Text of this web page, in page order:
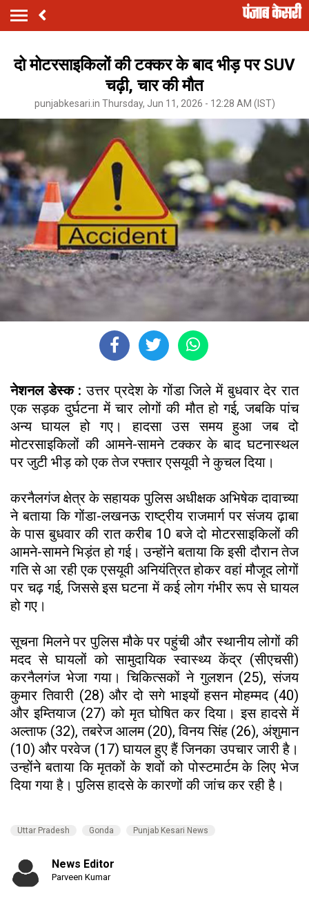
दो मोटरसाइकिलों की टक्कर के बाद भीड़ पर SUV
चढ़ी, चार की मौत
punjabkesari.in Thursday, Jun 11, 2026 - 12:28 AM (IST)
नेशनल डेस्क : उत्तर प्रदेश के गोंडा जिले में बुधवार देर रात
एक सड़क दुर्घटना में चार लोगों की मौत हो गई, जबकि पांच
अन्य घायल हो गए। हादसा उस समय हुआ जब दो
मोटरसाइकिलों की आमने-सामने टक्कर के बाद घटनास्थल
पर जुटी भीड़ को एक तेज रफ्तार एसयूवी ने कुचल दिया।
करनैलगंज क्षेत्र के सहायक पुलिस अधीक्षक अभिषेक दावाच्या
ने बताया कि गोंडा-लखनऊ राष्ट्रीय राजमार्ग पर संजय ढ़ाबा
के पास बुधवार की रात करीब 10 बजे दो मोटरसाइकिलों की
आमने-सामने भिड़ंत हो गई। उन्होंने बताया कि इसी दौरान तेज
गति से आ रही एक एसयूवी अनियंत्रित होकर वहां मौजूद लोगों
पर चढ़ गई, जिससे इस घटना में कई लोग गंभीर रूप से घायल
हो गए।
सूचना मिलने पर पुलिस मौके पर पहुंची और स्थानीय लोगों की
मदद से घायलों को सामुदायिक स्वास्थ्य केंद्र (सीएचसी)
करनैलगंज भेजा गया। चिकित्सकों ने गुलशन (25), संजय
कुमार तिवारी (28) और दो सगे भाइयों हसन मोहम्मद (40)
और इम्तियाज (27) को मृत घोषित कर दिया। इस हादसे में
अल्ताफ (32), तबरेज आलम (20), विनय सिंह (26), अंशुमान
(10) और परवेज (17) घायल हुए हैं जिनका उपचार जारी है।
उन्होंने बताया कि मृतकों के शवों को पोस्टमार्टम के लिए भेज
दिया गया है। पुलिस हादसे के कारणों की जांच कर रही है।
Uttar Pradesh Gonda Punjab Kesari News
News Editor
Parveen Kumar